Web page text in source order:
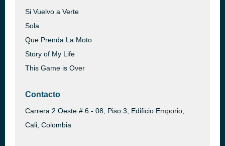
Si Vuelvo a Verte
Sola
Que Prenda La Moto
Story of My Life
This Game is Over
Contacto
Carrera 2 Oeste # 6 - 08, Piso 3, Edificio Emporio,
Cali, Colombia